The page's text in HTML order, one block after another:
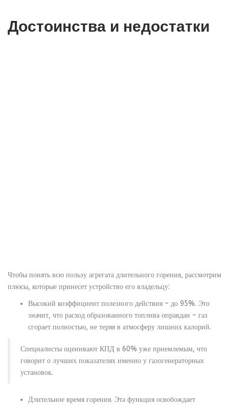
Достоинства и недостатки
Чтобы понять всю пользу агрегата длительного горения, рассмотрим
плюсы, которые принесет устройство его владельцу:
Высокий коэффициент полезного действия – до 95%. Это
значит, что расход образованного топлива оправдан – газ
сгорает полностью, не теряя в атмосферу лишних калорий.
Специалисты оценивают КПД в 60% уже приемлемым, что
говорит о лучших показателях именно у газогенераторных
установок.
Длительное время горения. Эта функция освобождает